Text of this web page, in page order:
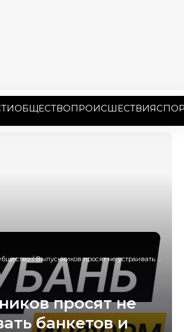
ОБЩЕСТВОПРОИСШЕСТВИЯ
/Выпускников просят не устраивать банкетов и поездок на лимузинах в Краснодаре
просят не
банкетов и